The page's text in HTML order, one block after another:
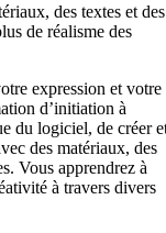
des textes et des
de réalisme des
expression et votre
d’initiation à
du logiciel, de créer
des matériaux, des
Vous apprendrez à
à travers divers